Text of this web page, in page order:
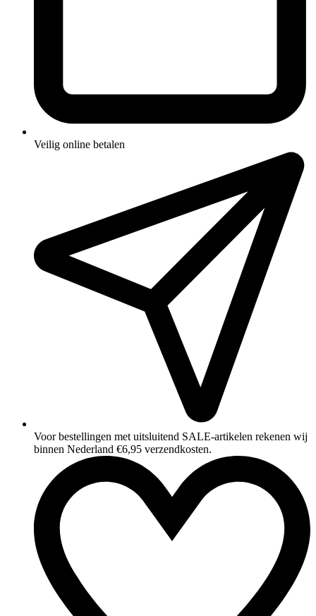
Veilig online betalen
Voor bestellingen met uitsluitend SALE‑artikelen rekenen wij
binnen Nederland €6,95 verzendkosten.